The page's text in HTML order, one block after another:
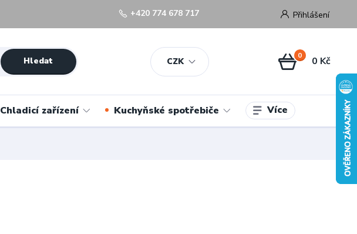
CZK
Přihlášení
Hledat
+420 774 678 717
0 0 Kč
Chladicí zařízení Kuchyňské spotřebiče Více